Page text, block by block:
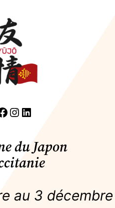
Instagram LinkedIn
du Japon
au 3 décembre